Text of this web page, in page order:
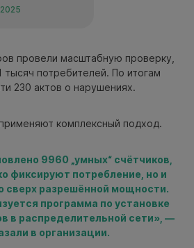
провели масштабную проверку,
потребителей. По итогам
230 актов о нарушениях.
комплексный подход.
9960 „умных“ счётчиков,
фиксируют потребление, но и
сверх разрешённой мощности.
программа по установке
в распределительной сети», —
в организации.